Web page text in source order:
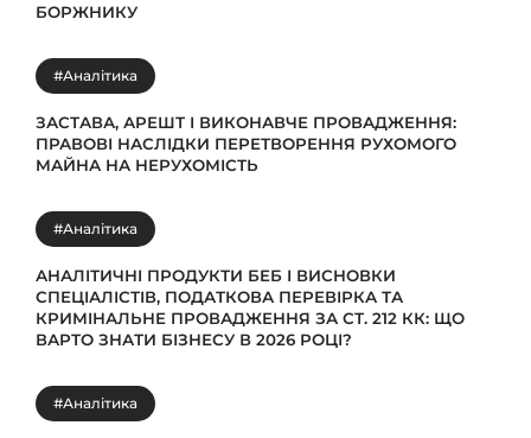
БОРЖНИКУ
#Аналітика
ЗАСТАВА, АРЕШТ І ВИКОНАВЧЕ ПРОВАДЖЕННЯ:
ПРАВОВІ НАСЛІДКИ ПЕРЕТВОРЕННЯ РУХОМОГО
МАЙНА НА НЕРУХОМІСТЬ
#Аналітика
АНАЛІТИЧНІ ПРОДУКТИ БЕБ І ВИСНОВКИ
СПЕЦІАЛІСТІВ, ПОДАТКОВА ПЕРЕВІРКА ТА
КРИМІНАЛЬНЕ ПРОВАДЖЕННЯ ЗА СТ. 212 КК: ЩО
ВАРТО ЗНАТИ БІЗНЕСУ В 2026 РОЦІ?
#Аналітика